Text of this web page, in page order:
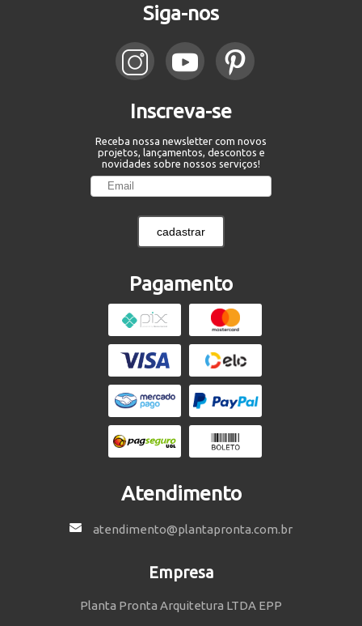
Siga-nos
Inscreva-se
Receba nossa newsletter com novos
projetos, lançamentos, descontos e
novidades sobre nossos serviços!
cadastrar
Pagamento
Atendimento
atendimento@plantapronta.com.br
Empresa
Planta Pronta Arquitetura LTDA EPP